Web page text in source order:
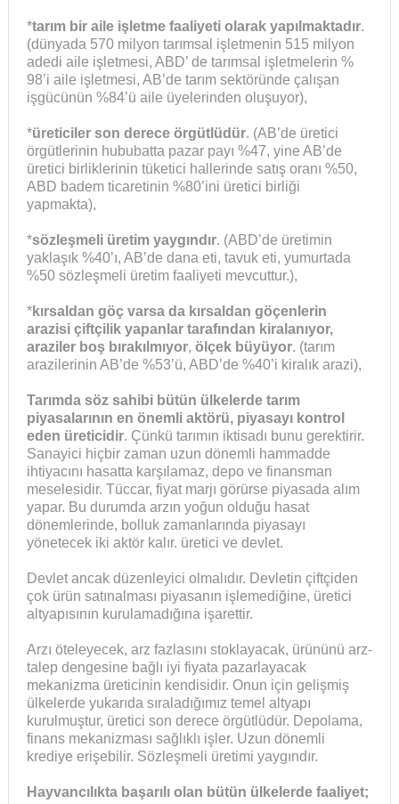
*tarım bir aile işletme faaliyeti olarak yapılmaktadır.
(dünyada 570 milyon tarımsal işletmenin 515 milyon
adedi aile işletmesi, ABD’ de tarımsal işletmelerin %
98’i aile işletmesi, AB’de tarım sektöründe çalışan
işgücünün %84’ü aile üyelerinden oluşuyor),
*üreticiler son derece örgütlüdür. (AB’de üretici
örgütlerinin hububatta pazar payı %47, yine AB’de
üretici birliklerinin tüketici hallerinde satış oranı %50,
ABD badem ticaretinin %80’ini üretici birliği
yapmakta),
*sözleşmeli üretim yaygındır. (ABD’de üretimin
yaklaşık %40’ı, AB’de dana eti, tavuk eti, yumurtada
%50 sözleşmeli üretim faaliyeti mevcuttur.),
*kırsaldan göç varsa da kırsaldan göçenlerin
arazisi çiftçilik yapanlar tarafından kiralanıyor,
araziler boş bırakılmıyor, ölçek büyüyor. (tarım
arazilerinin AB’de %53’ü, ABD’de %40’i kiralık arazi),
Tarımda söz sahibi bütün ülkelerde tarım
piyasalarının en önemli aktörü, piyasayı kontrol
eden üreticidir. Çünkü tarımın iktisadı bunu gerektirir.
Sanayici hiçbir zaman uzun dönemli hammadde
ihtiyacını hasatta karşılamaz, depo ve finansman
meselesidir. Tüccar, fiyat marjı görürse piyasada alım
yapar. Bu durumda arzın yoğun olduğu hasat
dönemlerinde, bolluk zamanlarında piyasayı
yönetecek iki aktör kalır. üretici ve devlet.
Devlet ancak düzenleyici olmalıdır. Devletin çiftçiden
çok ürün satınalması piyasanın işlemediğine, üretici
altyapısının kurulamadığına işarettir.
Arzı öteleyecek, arz fazlasını stoklayacak, ürününü arz-
talep dengesine bağlı iyi fiyata pazarlayacak
mekanizma üreticinin kendisidir. Onun için gelişmiş
ülkelerde yukarıda sıraladığımız temel altyapı
kurulmuştur, üretici son derece örgütlüdür. Depolama,
finans mekanizması sağlıklı işler. Uzun dönemli
krediye erişebilir. Sözleşmeli üretimi yaygındır.
Hayvancılıkta başarılı olan bütün ülkelerde faaliyet;